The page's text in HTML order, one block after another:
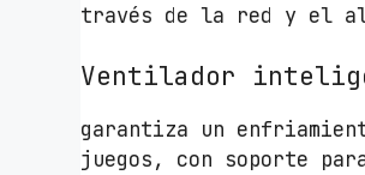
través de la red y el
Ventilador
garantiza un
juegos, con soporte